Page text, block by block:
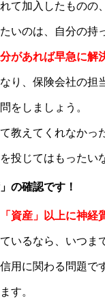
て加入したものの
いのは、自分の持
があれば早急に解
り、保険会社の担
をしましょう。
教えてくれなかっ
投じてはもったい
の確認です！
資産」以上に神経
いるなら、いつま
用に関わる問題で
す。